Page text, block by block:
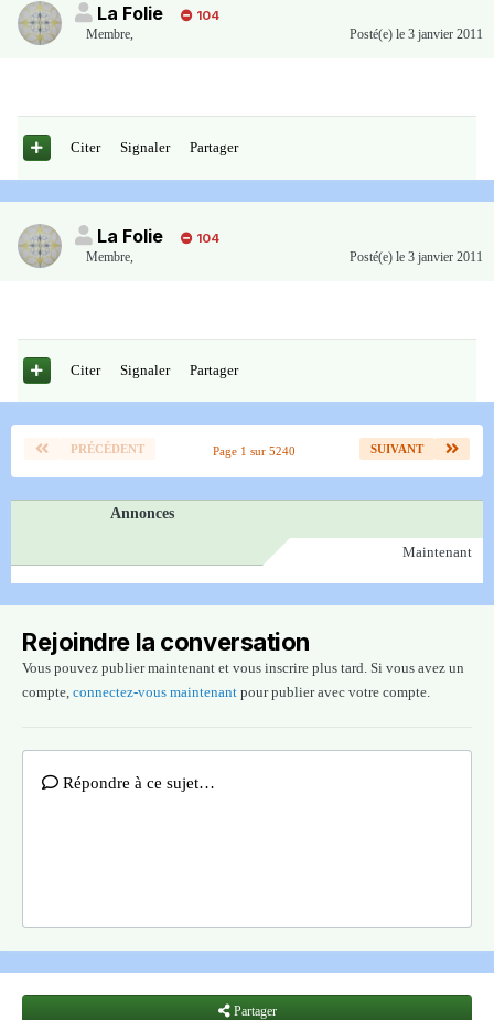
La Folie
104
Membre, Posté(e) le 3 janvier 2011
Citer Signaler Partager
La Folie
104
Membre, Posté(e) le 3 janvier 2011
Citer Signaler Partager
PRÉCÉDENT SUIVANT
Page 1 sur 5240
Annonces
Maintenant
Rejoindre la conversation
Vous pouvez publier maintenant et vous inscrire plus tard. Si vous avez un
compte, connectez-vous maintenant pour publier avec votre compte.
Répondre à ce sujet…
Partager